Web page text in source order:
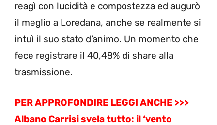
reagì con lucidità e compostezza ed augurò
il meglio a Loredana, anche se realmente si
intuì il suo stato d’animo. Un momento che
fece registrare il 40,48% di share alla
trasmissione.
PER APPROFONDIRE LEGGI ANCHE >>>
Albano Carrisi svela tutto: il ‘vento